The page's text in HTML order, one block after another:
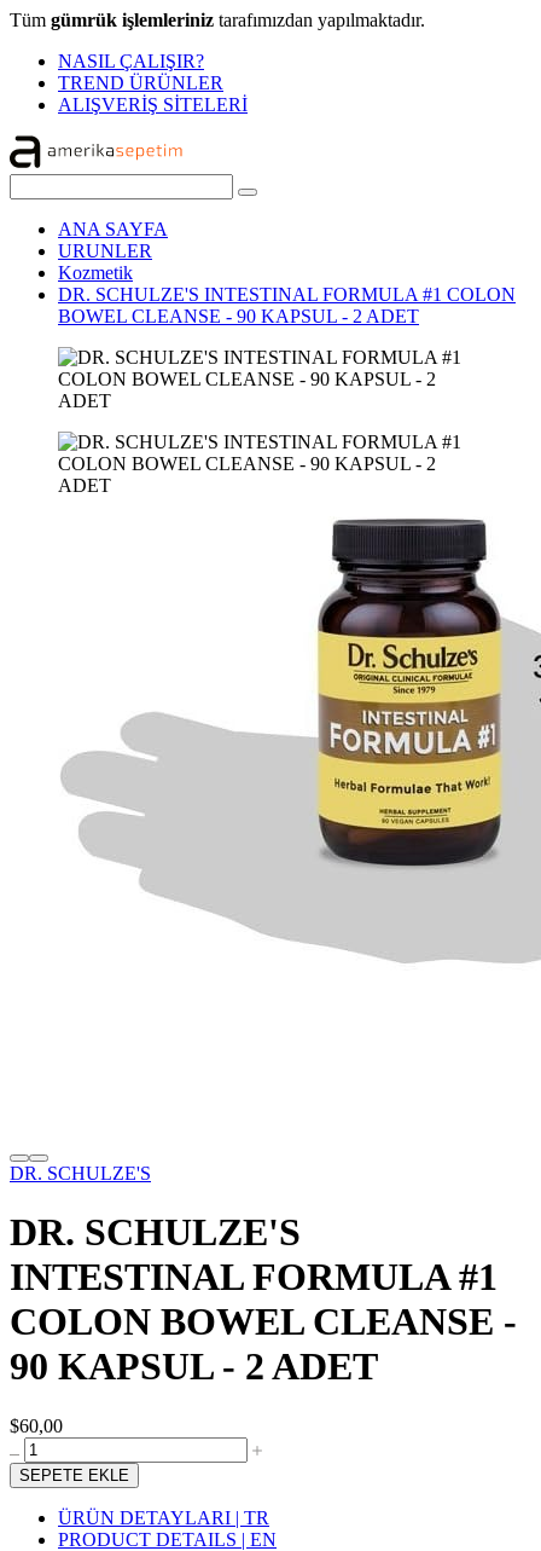
Tüm gümrük işlemleriniz tarafımızdan yapılmaktadır.
NASIL ÇALIŞIR?
TREND ÜRÜNLER
ALIŞVERİŞ SİTELERİ
ANA SAYFA
URUNLER
Kozmetik
DR. SCHULZE'S INTESTINAL FORMULA #1 COLON
BOWEL CLEANSE - 90 KAPSUL - 2 ADET
DR. SCHULZE'S
DR. SCHULZE'S
INTESTINAL FORMULA #1
COLON BOWEL CLEANSE -
90 KAPSUL - 2 ADET
$60,00
SEPETE EKLE
ÜRÜN DETAYLARI | TR
PRODUCT DETAILS | EN